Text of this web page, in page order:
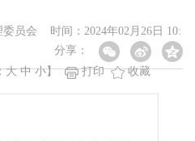
员会 时间：2024年02月26日 10:
分享：
大 中 小】 打印 收藏